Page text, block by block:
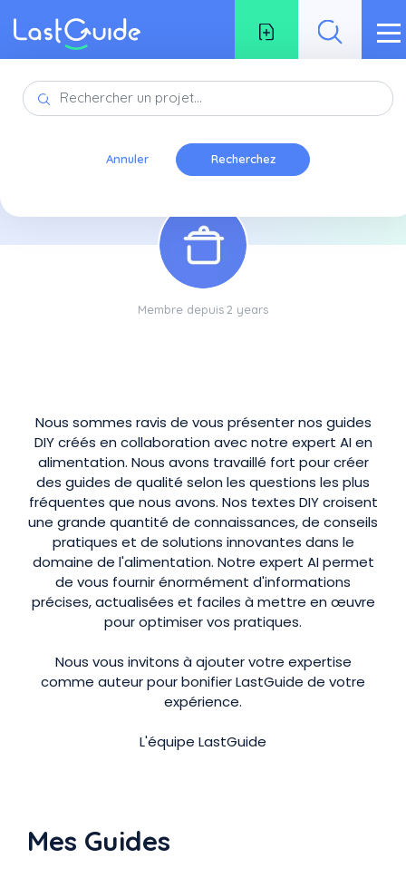
Annuler
Membre depuis2 years
Nous sommes ravis de vous présenter nos guides
DIY créés en collaboration avec notre expert AI en
alimentation. Nous avons travaillé fort pour créer
des guides de qualité selon les questions les plus
fréquentes que nous avons. Nos textes DIY croisent
une grande quantité de connaissances, de conseils
pratiques et de solutions innovantes dans le
domaine de l'alimentation. Notre expert AI permet
de vous fournir énormément d'informations
précises, actualisées et faciles à mettre en œuvre
pour optimiser vos pratiques.
Nous vous invitons à ajouter votre expertise
comme auteur pour bonifier LastGuide de votre
expérience.
L'équipe LastGuide
Mes Guides